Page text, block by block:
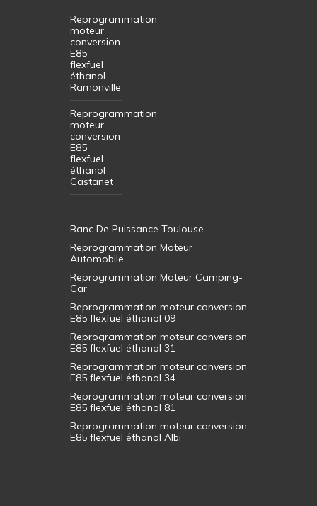
Reprogrammation
moteur
conversion
E85
flexfuel
éthanol
Ramonville
Reprogrammation
moteur
conversion
E85
flexfuel
éthanol
Castanet
Banc De Puissance Toulouse
Reprogrammation Moteur
Automobile
Reprogrammation Moteur Camping-
Car
Reprogrammation moteur conversion
E85 flexfuel éthanol 09
Reprogrammation moteur conversion
E85 flexfuel éthanol 31
Reprogrammation moteur conversion
E85 flexfuel éthanol 34
Reprogrammation moteur conversion
E85 flexfuel éthanol 81
Reprogrammation moteur conversion
E85 flexfuel éthanol Albi